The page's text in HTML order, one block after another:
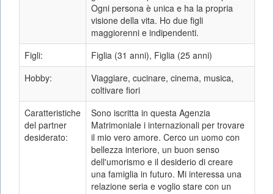
Ogni persona è unica e ha la propria
visione della vita. Ho due figli
maggiorenni e indipendenti.
Figli:
Figlia (31 anni), Figlia (25 anni)
Hobby:
Viaggiare, cucinare, cinema, musica,
coltivare fiori
Caratteristiche
del partner
desiderato:
Sono iscritta in questa Agenzia
Matrimoniale i internazionali per trovare
il mio vero amore. Cerco un uomo con
bellezza interiore, un buon senso
dell'umorismo e il desiderio di creare
una famiglia in futuro. Mi interessa una
relazione seria e voglio stare con un